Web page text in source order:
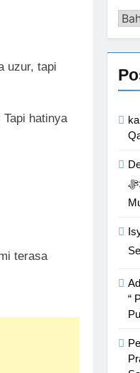
Manusia, Kemuliaannya Jauh
uzur, tapi
terasa
ﷻ: Isyarat Penegasan Al Mahdi Adalah
“